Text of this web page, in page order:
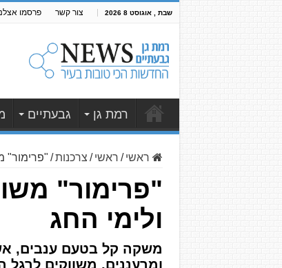
שבת , אוגוסט 8 2026 צור קשר פרסמו
רמת גן גבעתיים
ראשי / ראשי / צרכנות / "פרימור"
"פרימור"
ולימי החג
משקה קל בטעם ענבים,